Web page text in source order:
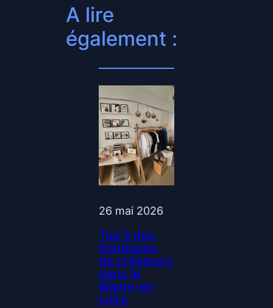
A lire
également :
26 mai 2026
Top 5 des
boutiques
de créateurs
dans le
Maine-et-
Loire